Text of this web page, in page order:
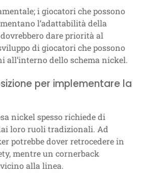
i giocatori che possono
l’adattabilità della
dare priorità al
di giocatori che possono
all’interno dello schema nickel.
per implementare la
nickel spesso richiede di
loro ruoli tradizionali. Ad
potrebbe dover retrocedere in
mentre un cornerback
alla linea.